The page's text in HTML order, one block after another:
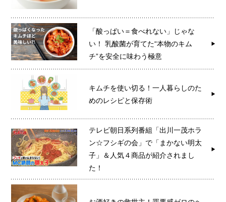
「酸っぱい＝食べれない」じゃな
い！ 乳酸菌が育てた“本物のキム
チ”を安全に味わう極意
キムチを使い切る！一人暮らしのた
めのレシピと保存術
テレビ朝日系列番組「出川一茂ホラ
ン☆フシギの会」で「まかない明太
子」＆人気４商品が紹介されまし
た！